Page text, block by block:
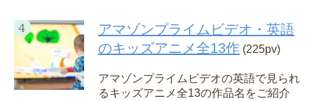
アマゾンプライムビデオ・英語
のキッズアニメ全13作 (225pv)
アマゾンプライムビデオの英語で見られ
るキッズアニメ全13の作品名をご紹介